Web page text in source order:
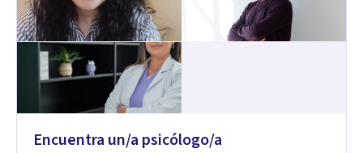
Encuentra un/a psicólogo/a